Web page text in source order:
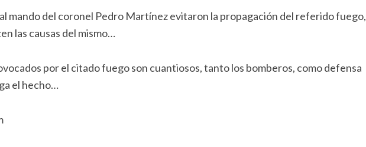
mando del coronel Pedro Martínez evitaron la propagación del referido fuego,
las causas del mismo…
por el citado fuego son cuantiosos, tanto los bomberos, como defensa
el hecho…